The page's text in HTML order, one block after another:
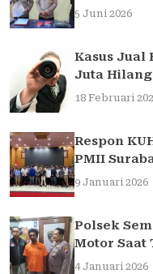
Traffic
5 Juni 2026
Kasus Jual
Juta Hilang
18 Februari
Respon
PMII
Sarasehan
9 Januari 2026
Polsek
Motor Saat
4 Januari 2026